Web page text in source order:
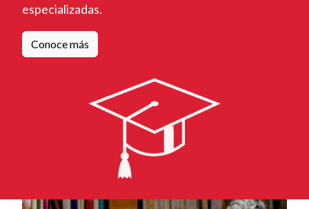
especializadas.
Conoce más